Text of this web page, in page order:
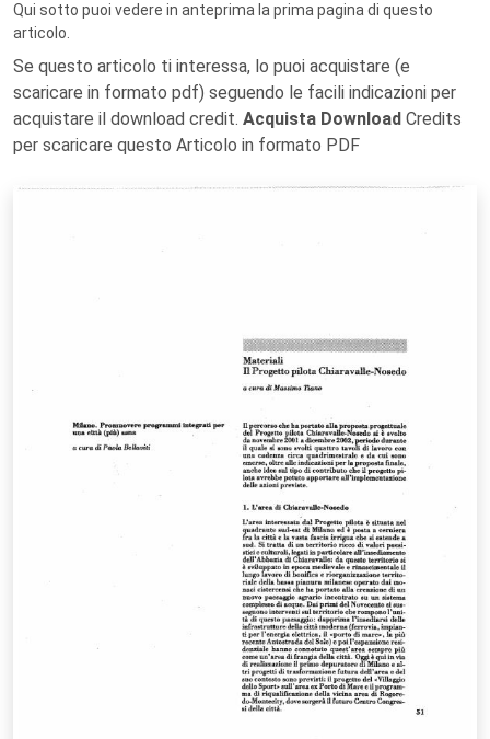
Qui sotto puoi vedere in anteprima la prima pagina di questo
articolo.
Se questo articolo ti interessa, lo puoi acquistare (e
scaricare in formato pdf) seguendo le facili indicazioni per
acquistare il download credit. Acquista Download Credits
per scaricare questo Articolo in formato PDF